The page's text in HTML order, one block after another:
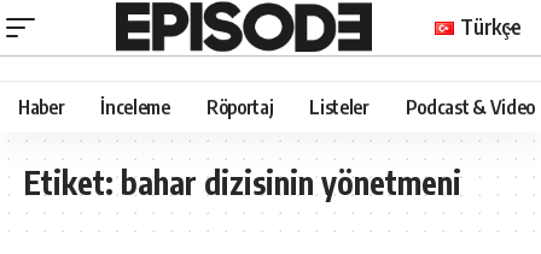
Türkçe
Haber İnceleme Röportaj Listeler Podcast & Video
Etiket:bahar dizisinin yönetmeni